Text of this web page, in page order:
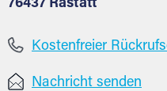
76437 Rastatt
Kostenfreier
Nachricht senden